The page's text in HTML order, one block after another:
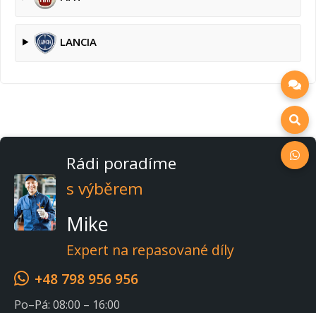
LANCIA
Rádi poradíme
s výběrem
Mike
Expert na repasované díly
+48 798 956 956
Po–Pá: 08:00 – 16:00